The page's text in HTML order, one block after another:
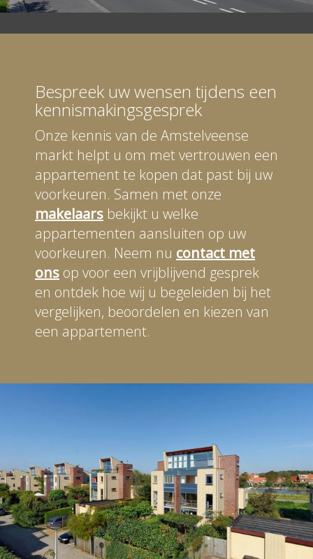
Bespreek uw wensen tijdens een
kennismakingsgesprek
Onze kennis van de Amstelveense
markt helpt u om met vertrouwen een
appartement te kopen dat past bij uw
voorkeuren. Samen met onze
makelaars bekijkt u welke
appartementen aansluiten op uw
voorkeuren. Neem nu contact met
ons op voor een vrijblijvend gesprek
en ontdek hoe wij u begeleiden bij het
vergelijken, beoordelen en kiezen van
een appartement.